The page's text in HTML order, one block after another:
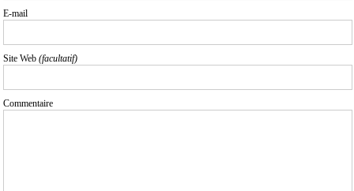
E-mail
Site Web (facultatif)
Commentaire